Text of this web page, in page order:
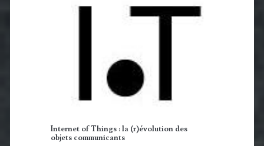
Internet of Things : la (r)évolution des
objets communicants